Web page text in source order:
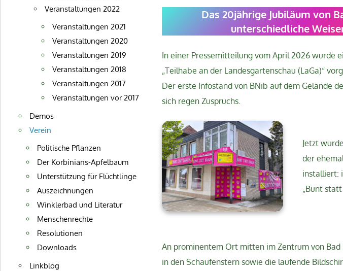
Das 20jährige Jubiläum von
unterschiedliche
In einer Pressemitteilung vom April 2026 wurde
„Teilhabe an der Landesgartenschau (LaGa)“
Der erste Infostand von BNib auf dem Gelände
sich regen Zuspruchs.
Jetzt
der
installiert:
„Bunt
An prominentem Ort mitten im Zentrum von
in den Schaufenstern sowie die laufende
Veranstaltungen 2022
Veranstaltungen 2021
Veranstaltungen 2020
Veranstaltungen 2019
Veranstaltungen 2018
Veranstaltungen 2017
Veranstaltungen vor 2017
Demos
Verein
Politische Pflanzen
Der Korbinians-Apfelbaum
Unterstützung für Flüchtlinge
Auszeichnungen
Winklerbad und Literatur
Menschenrechte
Resolutionen
Downloads
Linkblog